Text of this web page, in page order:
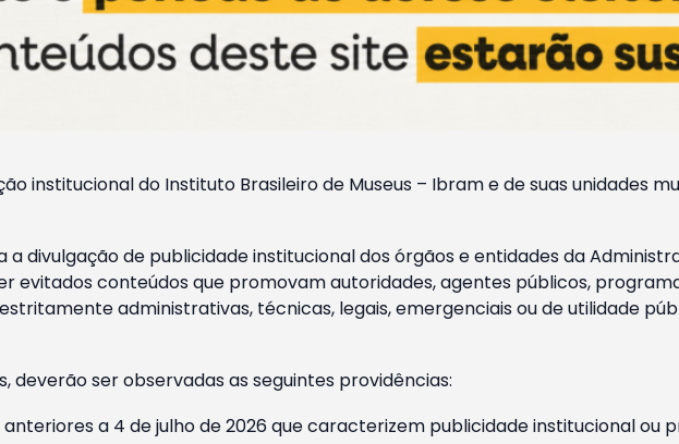
institucional do Instituto Brasileiro de Museus – Ibram e de suas unidades
divulgação de publicidade institucional dos órgãos e entidades da
evitados conteúdos que promovam autoridades, agentes públicos,
administrativas, técnicas, legais, emergenciais ou de utilidade
deverão ser observadas as seguintes providências:
a 4 de julho de 2026 que caracterizem publicidade institucional ou